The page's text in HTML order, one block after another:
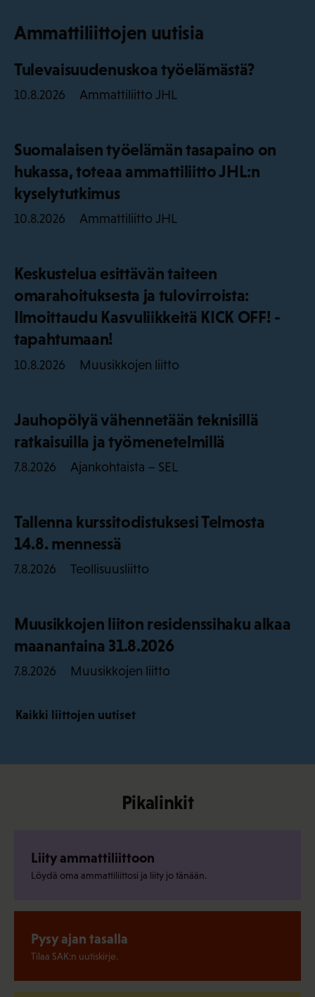
Ammattiliittojen uutisia
Tulevaisuudenuskoa työelämästä?
10.8.2026 Ammattiliitto JHL
Suomalaisen työelämän tasapaino on
hukassa, toteaa ammattiliitto JHL:n
kyselytutkimus
10.8.2026 Ammattiliitto JHL
Keskustelua esittävän taiteen
omarahoituksesta ja tulovirroista:
Ilmoittaudu Kasvuliikkeitä KICK OFF! -
tapahtumaan!
10.8.2026 Muusikkojen liitto
Jauhopölyä vähennetään teknisillä
ratkaisuilla ja työmenetelmillä
7.8.2026 Ajankohtaista – SEL
Tallenna kurssitodistuksesi Telmosta
14.8. mennessä
7.8.2026 Teollisuusliitto
Muusikkojen liiton residenssihaku alkaa
maanantaina 31.8.2026
7.8.2026 Muusikkojen liitto
Kaikki liittojen uutiset
Pikalinkit
Liity ammattiliittoon
Löydä oma ammattiliittosi ja liity jo tänään.
Pysy ajan tasalla
Tilaa SAK:n uutiskirje.